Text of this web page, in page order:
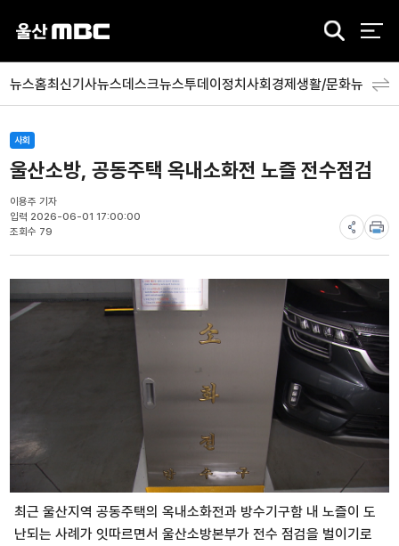
검
뉴스홈최신기사뉴스데스크뉴스투데이정치사회경제생활/문화뉴스특
사회
울산소방, 공동주택 옥내소화전 노즐 전수점검
이용주 기자
입력 2026-06-01 17:00:00
조회수 79
최근 울산지역 공동주택의 옥내소화전과 방수기구함 내 노즐이 도
난되는 사례가 잇따르면서 울산소방본부가 전수 점검을 벌이기로